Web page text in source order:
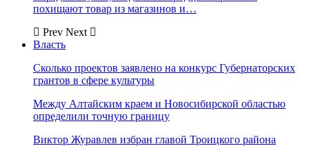
похищают товар из магазинов и…
Prev Next
Власть
Сколько проектов заявлено на конкурс Губернаторских
грантов в сфере культуры
Между Алтайским краем и Новосибирской областью
определили точную границу
Виктор Журавлев избран главой Троицкого района